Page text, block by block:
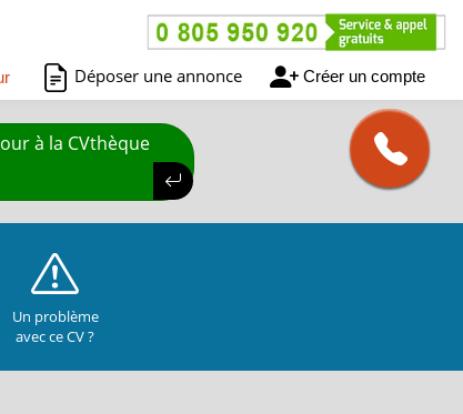
Déposer une annonce Créer un compte
à la CVthèque
Un problème
avec ce CV ?